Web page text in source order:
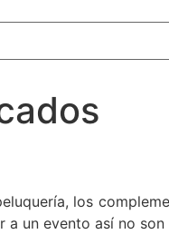
los
un evento así no son